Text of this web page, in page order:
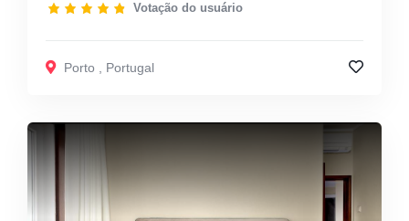
Votação do usuário
Porto Portugal